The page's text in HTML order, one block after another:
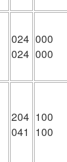
024
024
000
000
204
041
100
100